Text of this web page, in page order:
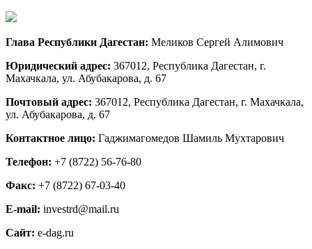
Глава Республики Дагестан: Меликов Сергей Алимович
Юридический адрес: 367012, Республика Дагестан, г.
Махачкала, ул. Абубакарова, д. 67
Почтовый адрес: 367012, Республика Дагестан, г. Махачкала,
ул. Абубакарова, д. 67
Контактное лицо: Гаджимагомедов Шамиль Мухтарович
Телефон: +7 (8722) 56-76-80
Факс: +7 (8722) 67-03-40
E-mail: investrd@mail.ru
Сайт: e-dag.ru